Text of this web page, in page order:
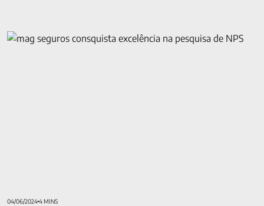
Pesquisa de NPS 2023: MAG Seguros tem excelência
04/06/20244 MINS